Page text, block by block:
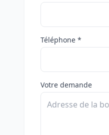
Téléphone *
Votre demande